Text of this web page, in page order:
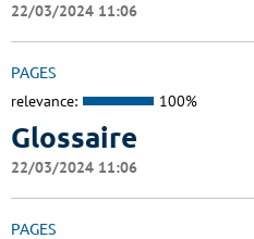
22/03/2024 11:06
PAGES
relevance: 100%
Glossaire
22/03/2024 11:06
PAGES